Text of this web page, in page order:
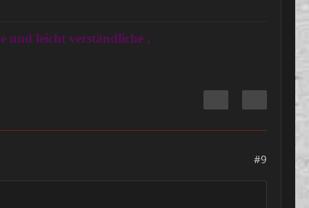
und leicht verständliche ,
#9